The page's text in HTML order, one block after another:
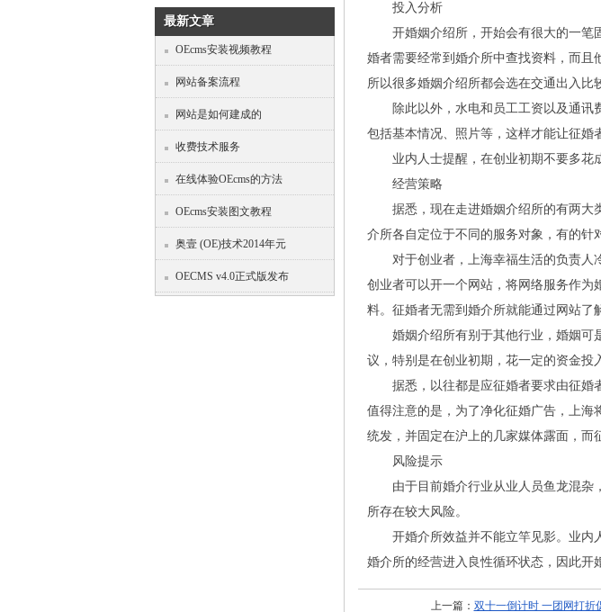
最新文章
OEcms安装视频教程
网站备案流程
网站是如何建成的
收费技术服务
在线体验OEcms的方法
OEcms安装图文教程
奥壹 (OE)技术2014年元
OECMS v4.0正式版发布
投入分析
开婚姻介绍所，开始会有很大的一笔
婚者需要经常到婚介所中查找资料，而且
所以很多婚姻介绍所都会选在交通出入比
除此以外，水电和员工工资以及通讯
包括基本情况、照片等，这样才能让征
业内人士提醒，在创业初期不要多花成
经营策略
据悉，现在走进婚姻介绍所的有两大
介所各自定位于不同的服务对象，有的针
对于创业者，上海幸福生活的负责人
创业者可以开一个网站，将网络服务作为
料。征婚者无需到婚介所就能通过网站了
婚姻介绍所有别于其他行业，婚姻可
议，特别是在创业初期，花一定的资金投
据悉，以往都是应征婚者要求由征婚者
值得注意的是，为了净化征婚广告，上海
统发，并固定在沪上的几家媒体露面，而
风险提示
由于目前婚介行业从业人员鱼龙混杂
所存在较大风险。
开婚介所效益并不能立竿见影。业内
婚介所的经营进入良性循环状态，因此开
上一篇： 双十一倒计时 一团网打折